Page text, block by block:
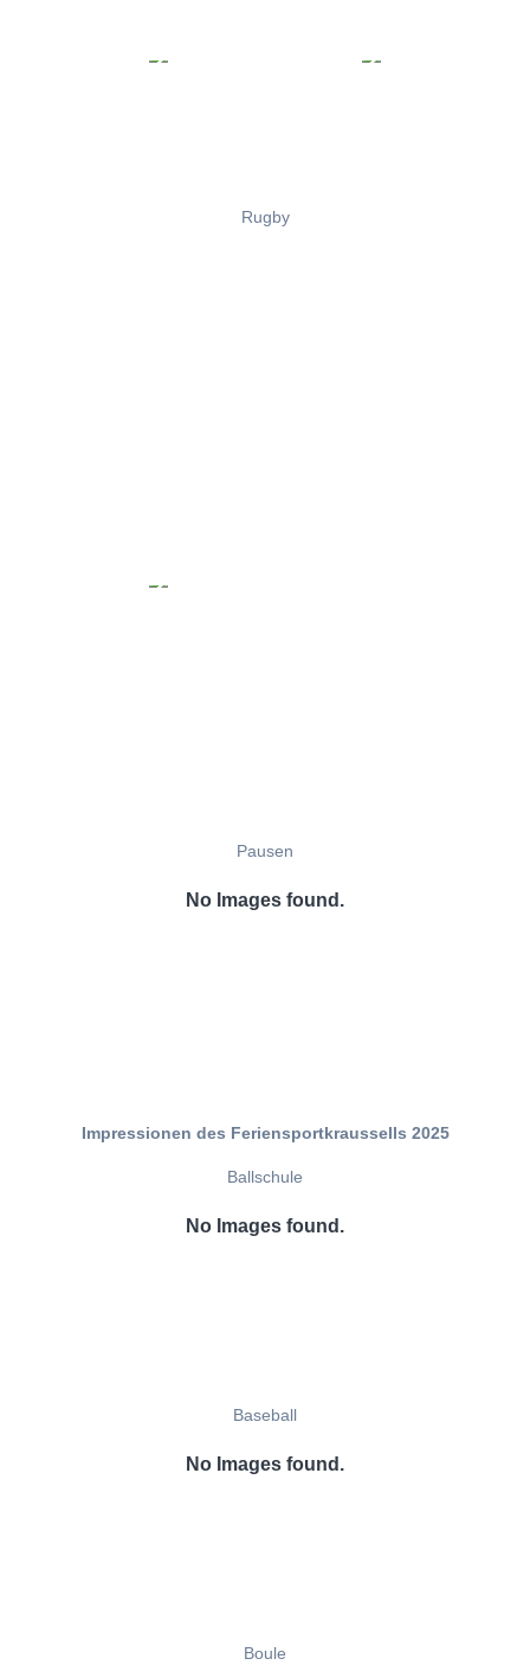
Rugby
Pausen
No Images found.
Impressionen des Feriensportkraussells 2025
Ballschule
No Images found.
Baseball
No Images found.
Boule